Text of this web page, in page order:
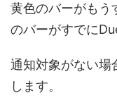
黄色のバーがもう
のバーがすでに
通知対象がない場
します。